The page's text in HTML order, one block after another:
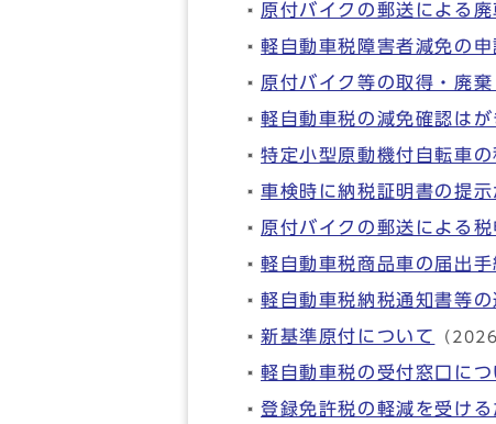
原付バイクの郵送による
軽自動車税障害者減免の申
原付バイク等の取得・廃
軽自動車税の減免確認はが
特定小型原動機付自転車
車検時に納税証明書の提
原付バイクの郵送による
軽自動車税商品車の届出手
軽自動車税納税通知書等
新基準原付について （
軽自動車税の受付窓口につ
登録免許税の軽減を受け